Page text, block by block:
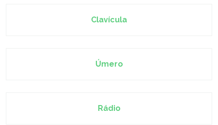
Clavícula
Úmero
Rádio